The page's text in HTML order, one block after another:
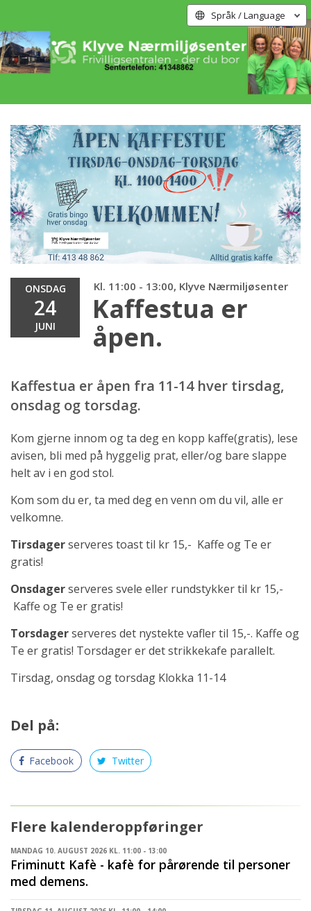
Språk / Language
ONSDAG
24
JUNI
Kl. 11:00 - 13:00, Klyve Nærmiljøsenter
Kaffestua er
åpen.
Kaffestua er åpen fra 11-14 hver tirsdag,
onsdag og torsdag.
Kom gjerne innom og ta deg en kopp kaffe(gratis), lese
avisen, bli med på hyggelig prat, eller/og bare slappe
helt av i en god stol.
Kom som du er, ta med deg en venn om du vil, alle er
velkomne.
Tirsdagerserveres toast til kr 15,- Kaffe og Te er
gratis!
Onsdagerserveres svele eller rundstykker til kr 15,-
Kaffe og Te er gratis!
Torsdagerserveres det nystekte vafler til 15,-. Kaffe og
Te er gratis! Torsdager er det strikkekafe parallelt.
Tirsdag, onsdag og torsdag Klokka 11-14
Del på:
Facebook Twitter
Flere kalenderoppføringer
MANDAG 10. AUGUST 2026 KL. 11:00 - 13:00
Friminutt Kafè - kafè for pårørende til personer
med demens.